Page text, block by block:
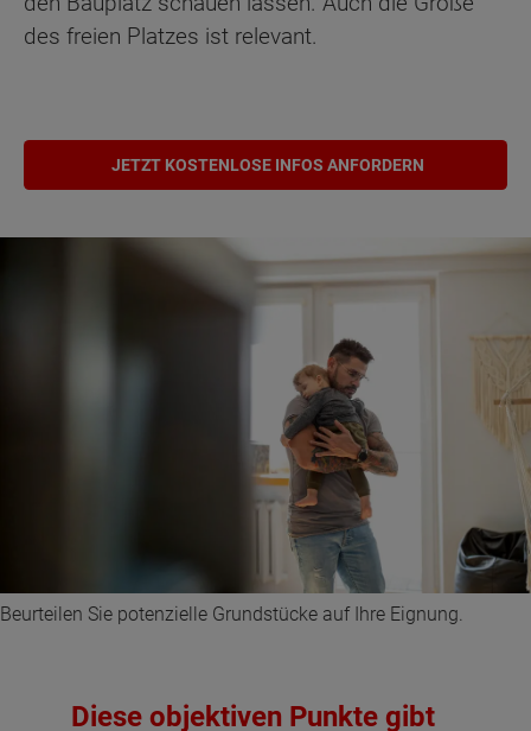
des freien Platzes ist relevant.
JETZT KOSTENLOSE INFOS ANFORDERN
Beurteilen Sie potenzielle Grundstücke auf Ihre Eignung.
Diese objektiven Punkte gibt